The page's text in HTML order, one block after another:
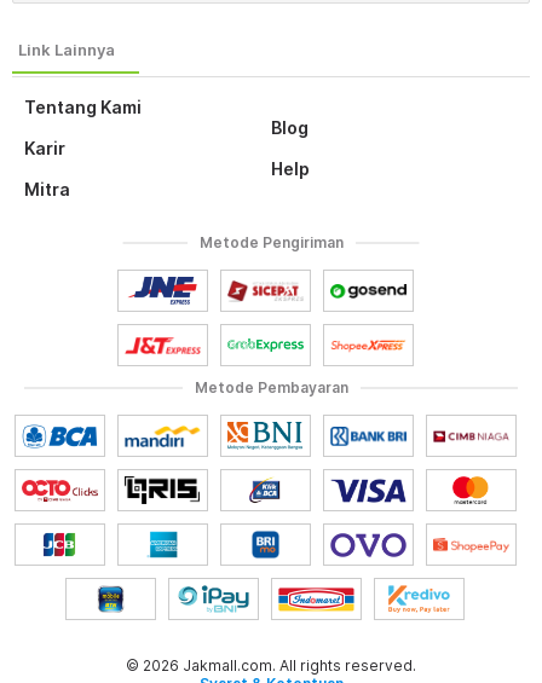
Tentang Kami
Karir
Mitra
Blog
Help
Metode Pembayaran
Metode Pengiriman
© 2026 Jakmall.com. All rights reserved.